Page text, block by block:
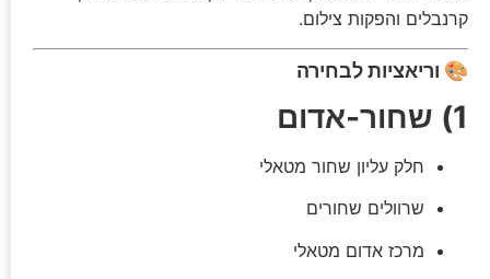
קרנבלים והפקות צילום.
🎨 וריאציות לבחירה
1) שחור-אדום
חלק עליון שחור מטאלי
שרוולים שחורים
מרכז אדום מטאלי